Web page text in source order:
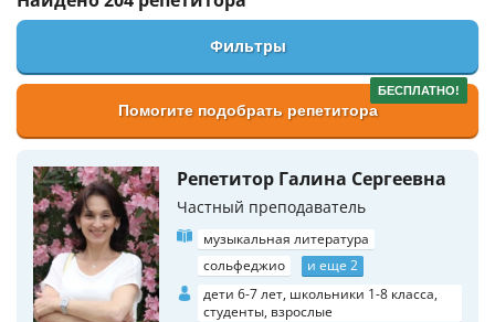
Фильтры
БЕСПЛАТНО!
Помогите подобрать репетитора
Репетитор Галина Сергеевна
Частный преподаватель
музыкальная литература
сольфеджио
и еще 2
дети 6-7 лет, школьники 1-8 класса,
студенты, взрослые